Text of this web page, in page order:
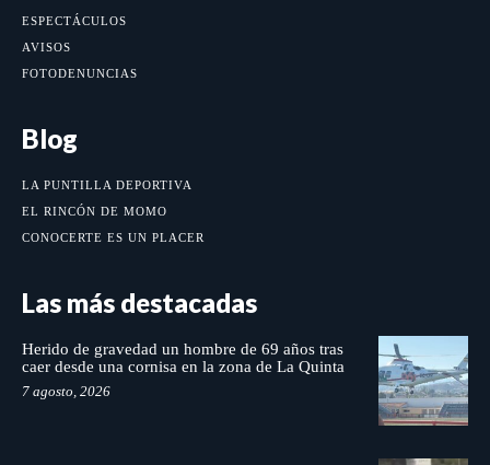
ESPECTÁCULOS
AVISOS
FOTODENUNCIAS
Blog
LA PUNTILLA DEPORTIVA
EL RINCÓN DE MOMO
CONOCERTE ES UN PLACER
Las más destacadas
Herido de gravedad un hombre de 69 años tras
caer desde una cornisa en la zona de La Quinta
7 agosto, 2026